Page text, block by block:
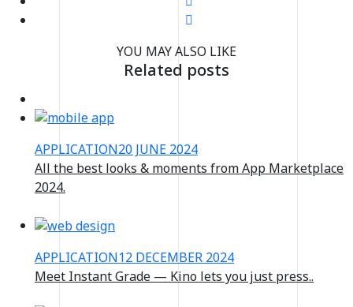
YOU MAY ALSO LIKE
Related posts
APPLICATION20 JUNE 2024
All the best looks & moments from App Marketplace
2024.
APPLICATION12 DECEMBER 2024
Meet Instant Grade — Kino lets you just press..